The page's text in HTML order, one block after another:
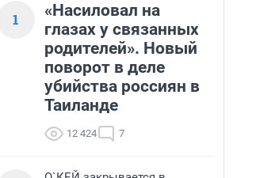
1
«Насиловал на
глазах у связанных
родителей». Новый
поворот в деле
убийства россиян в
Таиланде
12 424 7